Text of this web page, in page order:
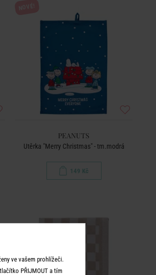
PEANUTS
Utěrka "Merry Christmas" - tm.modrá
149 Kč
ve vašem prohlížeči.
PŘIJMOUT a tím